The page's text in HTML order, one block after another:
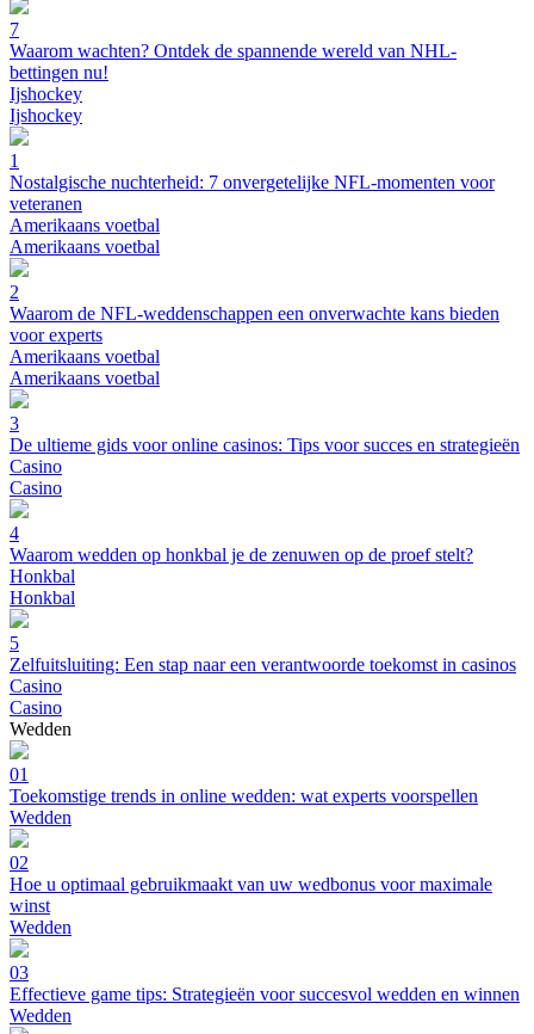
7
Waarom wachten? Ontdek de spannende wereld van NHL-
bettingen nu!
Ijshockey
Ijshockey
1
Nostalgische nuchterheid: 7 onvergetelijke NFL-momenten voor
veteranen
Amerikaans voetbal
Amerikaans voetbal
2
Waarom de NFL-weddenschappen een onverwachte kans bieden
voor experts
Amerikaans voetbal
Amerikaans voetbal
3
De ultieme gids voor online casinos: Tips voor succes en strategieën
Casino
Casino
4
Waarom wedden op honkbal je de zenuwen op de proef stelt?
Honkbal
Honkbal
5
Zelfuitsluiting: Een stap naar een verantwoorde toekomst in casinos
Casino
Casino
Wedden
01
Toekomstige trends in online wedden: wat experts voorspellen
Wedden
02
Hoe u optimaal gebruikmaakt van uw wedbonus voor maximale
winst
Wedden
03
Effectieve game tips: Strategieën voor succesvol wedden en winnen
Wedden